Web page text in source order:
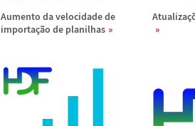
Aumento da velocidade de
importação de planilhas
Atualizaç